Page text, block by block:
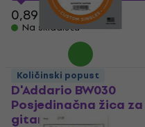
0,89 €
Na skladištu
D'Addario BW030
Posjedinačna žica za
gitaru
Količinski popust